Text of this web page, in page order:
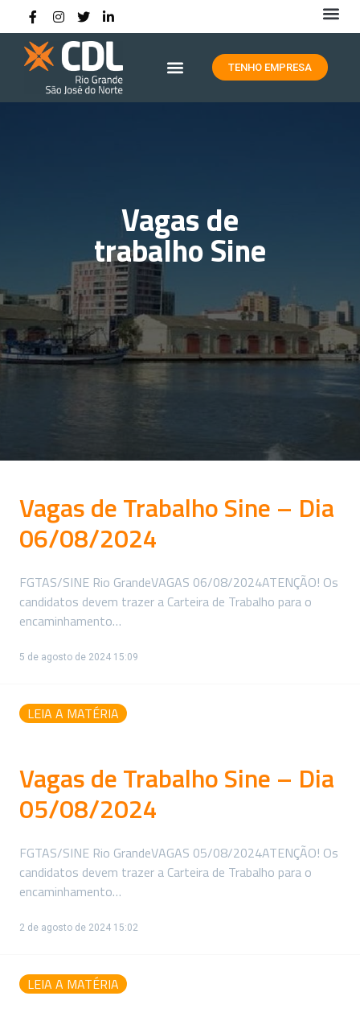
TENHO EMPRESA
Vagas de
trabalho Sine
Vagas de Trabalho Sine – Dia
06/08/2024
FGTAS/SINE Rio GrandeVAGAS 06/08/2024ATENÇÃO! Os
candidatos devem trazer a Carteira de Trabalho para o
encaminhamento…
5 de agosto de 2024 15:09
LEIA A MATÉRIA
Vagas de Trabalho Sine – Dia
05/08/2024
FGTAS/SINE Rio GrandeVAGAS 05/08/2024ATENÇÃO! Os
candidatos devem trazer a Carteira de Trabalho para o
encaminhamento…
2 de agosto de 2024 15:02
LEIA A MATÉRIA